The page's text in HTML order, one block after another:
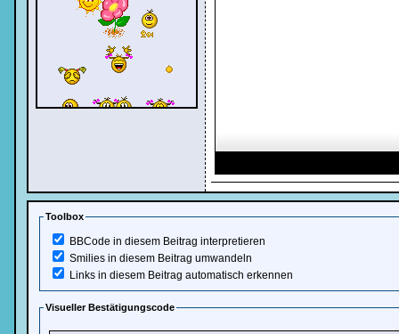
Alle Smilies anzeigen
Toolbox
BBCode in diesem Beitrag interpretieren
Smilies in diesem Beitrag umwandeln
Links in diesem Beitrag automatisch erkennen
Visueller Bestätigungscode